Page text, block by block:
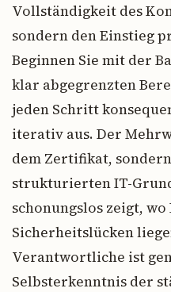
Vollständigkeit des
sondern den Einstieg
Beginnen Sie mit der
klar abgegrenzten
jeden Schritt
iterativ aus. Der
dem Zertifikat,
strukturierten IT-
schonungslos zeigt,
Sicherheitslücken
Verantwortliche ist
Selbsterkenntnis der